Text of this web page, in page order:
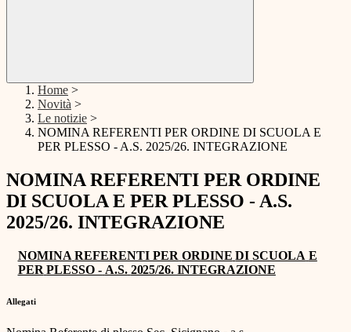
Home >
Novità >
Le notizie >
NOMINA REFERENTI PER ORDINE DI SCUOLA E
PER PLESSO - A.S. 2025/26. INTEGRAZIONE
NOMINA REFERENTI PER ORDINE
DI SCUOLA E PER PLESSO - A.S.
2025/26. INTEGRAZIONE
NOMINA REFERENTI PER ORDINE DI SCUOLA E
PER PLESSO - A.S. 2025/26. INTEGRAZIONE
Allegati